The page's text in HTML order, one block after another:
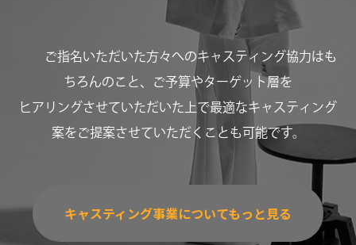
ご指名いただいた方々へのキャスティング協力はも
ちろんのこと、ご予算やターゲット層を
ヒアリングさせていただいた上で最適なキャスティング
案をご提案させていただくことも可能です。
キャスティング事業についてもっと見る